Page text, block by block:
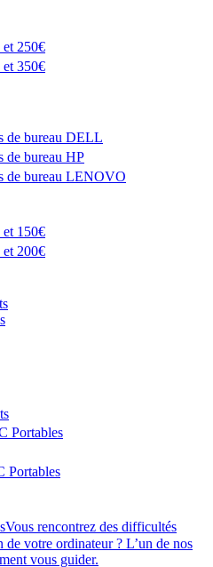
250€
350€
de bureau DELL
de bureau HP
de bureau LENOVO
150€
200€
Portables
Portables
Vous rencontrez des difficultés
de votre ordinateur ? L’un de nos
vous guider.